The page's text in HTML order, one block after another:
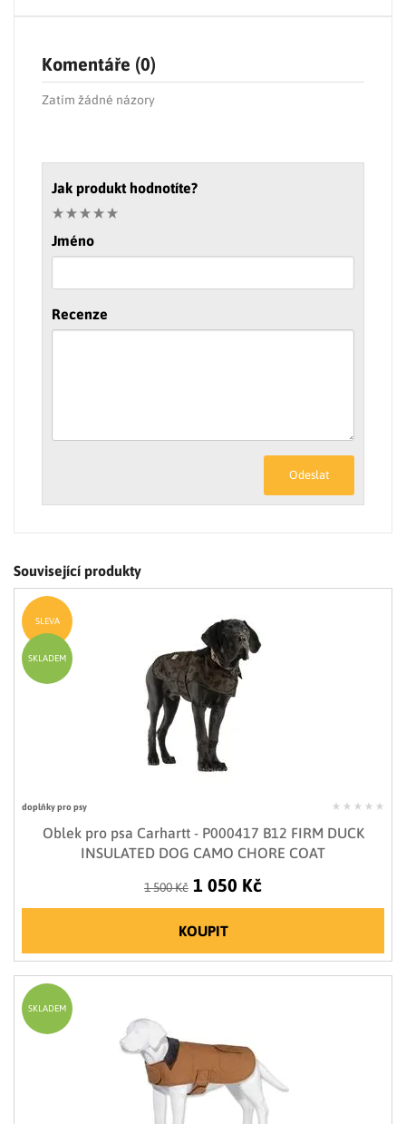
Komentáře (0)
Zatím žádné názory
Jak produkt hodnotíte?
Jméno
Recenze
Odeslat
Související produkty
doplňky pro psy
Oblek pro psa Carhartt - P000417 B12 FIRM DUCK
INSULATED DOG CAMO CHORE COAT
1 500 Kč 1 050 Kč
KOUPIT
SLEVA
SKLADEM
SKLADEM